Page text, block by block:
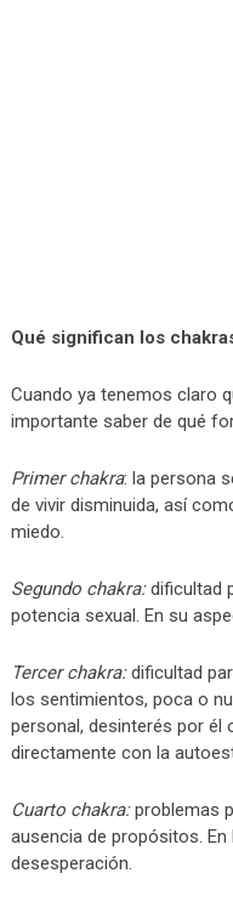
Qué significan los
Cuando ya tenemos claro
importante saber de qué
Primer chakra: la persona
de vivir disminuida, así
miedo.
Segundo chakra:dificultad
potencia sexual. En su
Tercer chakra:dificultad
los sentimientos, poca o
personal, desinterés por él
directamente con la
Cuarto chakra:problemas
ausencia de propósitos.
desesperación.